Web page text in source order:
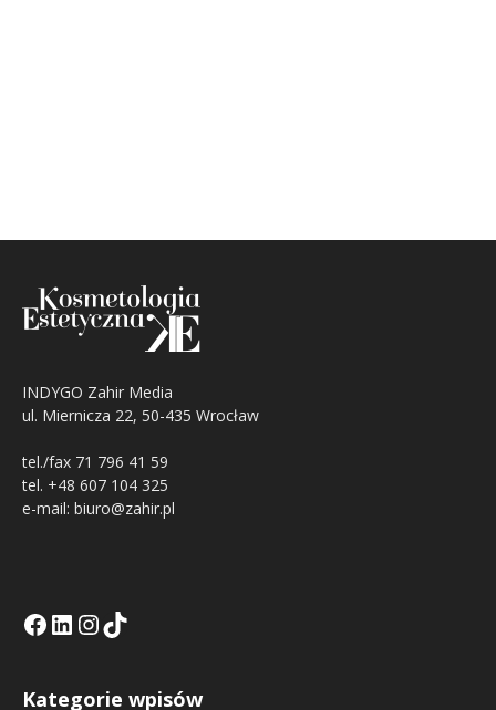
INDYGO Zahir Media
ul. Miernicza 22, 50-435 Wrocław
tel./fax 71 796 41 59
tel. +48 607 104 325
e-mail: biuro@zahir.pl
Facebook
LinkedIn
Tik Tok KEInstagramm KE
Kategorie wpisów